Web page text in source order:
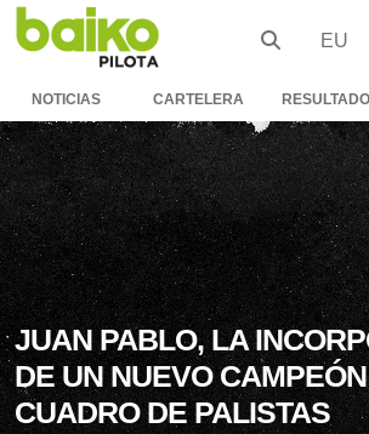
EU
NOTICIAS CARTELERA
JUAN PABLO, LA
DE UN NUEVO
CUADRO DE PALISTAS